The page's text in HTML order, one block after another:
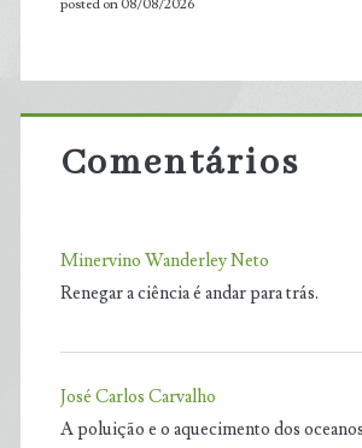
posted on 08/08/2026
Comentários
Minervino Wanderley Neto
Renegar a ciência é andar para trás.
José Carlos Carvalho
A poluição e o aquecimento dos